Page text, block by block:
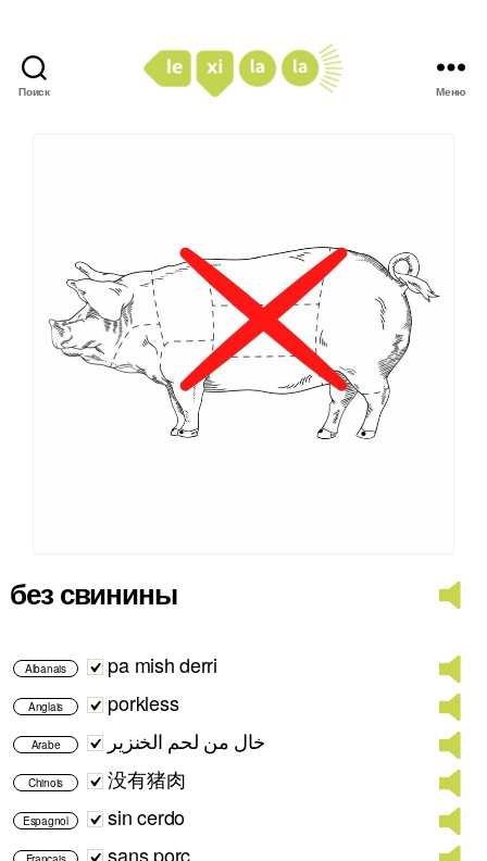
Поиск Меню
без свинины
Albanais pa mish derri
Anglais porkless
Arabe خال من لحم الخنزير
Chinois 没有猪肉
Espagnol sin cerdo
sans porc